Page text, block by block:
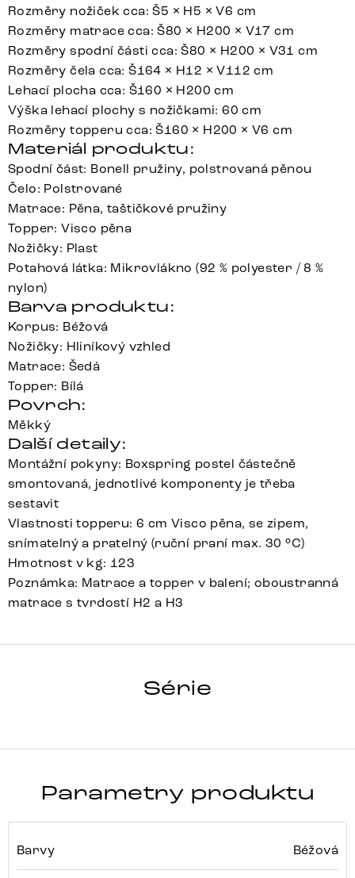
Rozměry nožiček cca: Š5 × H5 × V6 cm
Rozměry matrace cca: Š80 × H200 × V17 cm
Rozměry spodní části cca: Š80 × H200 × V31 cm
Rozměry čela cca: Š164 × H12 × V112 cm
Lehací plocha cca: Š160 × H200 cm
Výška lehací plochy s nožičkami: 60 cm
Rozměry topperu cca: Š160 × H200 × V6 cm
Materiál produktu:
Spodní část: Bonell pružiny, polstrovaná pěnou
Čelo: Polstrované
Matrace: Pěna, taštičkové pružiny
Topper: Visco pěna
Nožičky: Plast
Potahová látka: Mikrovlákno (92 % polyester / 8 %
nylon)
Barva produktu:
Korpus: Béžová
Nožičky: Hliníkový vzhled
Matrace: Šedá
Topper: Bílá
Povrch:
Měkký
Další detaily:
Montážní pokyny: Boxspring postel částečně
smontovaná, jednotlivé komponenty je třeba
sestavit
Vlastnosti topperu: 6 cm Visco pěna, se zipem,
snímatelný a pratelný (ruční praní max. 30 °C)
Hmotnost v kg: 123
Poznámka: Matrace a topper v balení; oboustranná
matrace s tvrdostí H2 a H3
Série
DREAM-WELL
Parametry produktu
Barvy Béžová